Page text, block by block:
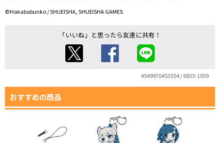
©Hakababunko / SHUEISHA, SHUEISHA GAMES
「いいね」と思ったら友達に共有！
4549970453554 / 6835-1959
おすすめの商品